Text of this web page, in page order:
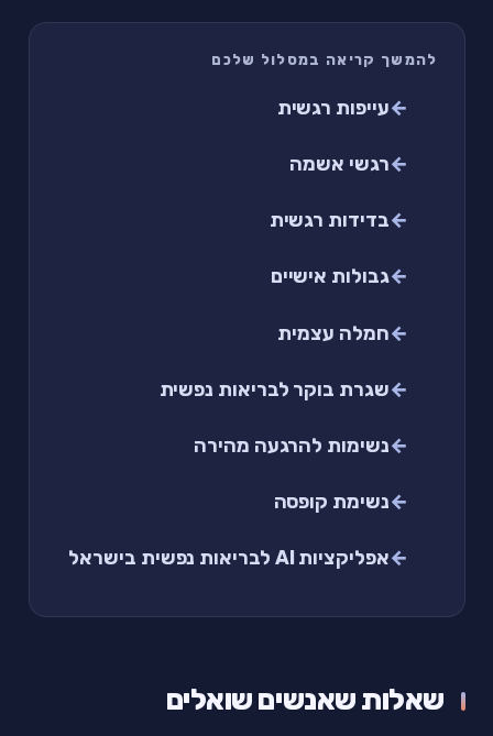
להמשך קריאה במסלול שלכם
עייפות רגשית
רגשי אשמה
בדידות רגשית
גבולות אישיים
חמלה עצמית
שגרת בוקר לבריאות נפשית
נשימות להרגעה מהירה
נשימת קופסה
אפליקציות AI לבריאות נפשית בישראל
שאלות שאנשים שואלים